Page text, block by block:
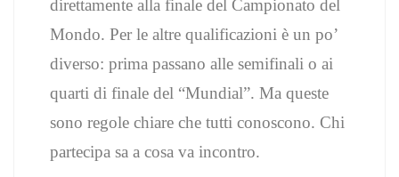
direttamente alla finale del Campionato del
Mondo. Per le altre qualificazioni è un po’
diverso: prima passano alle semifinali o ai
quarti di finale del “Mundial”. Ma queste
sono regole chiare che tutti conoscono. Chi
partecipa sa a cosa va incontro.